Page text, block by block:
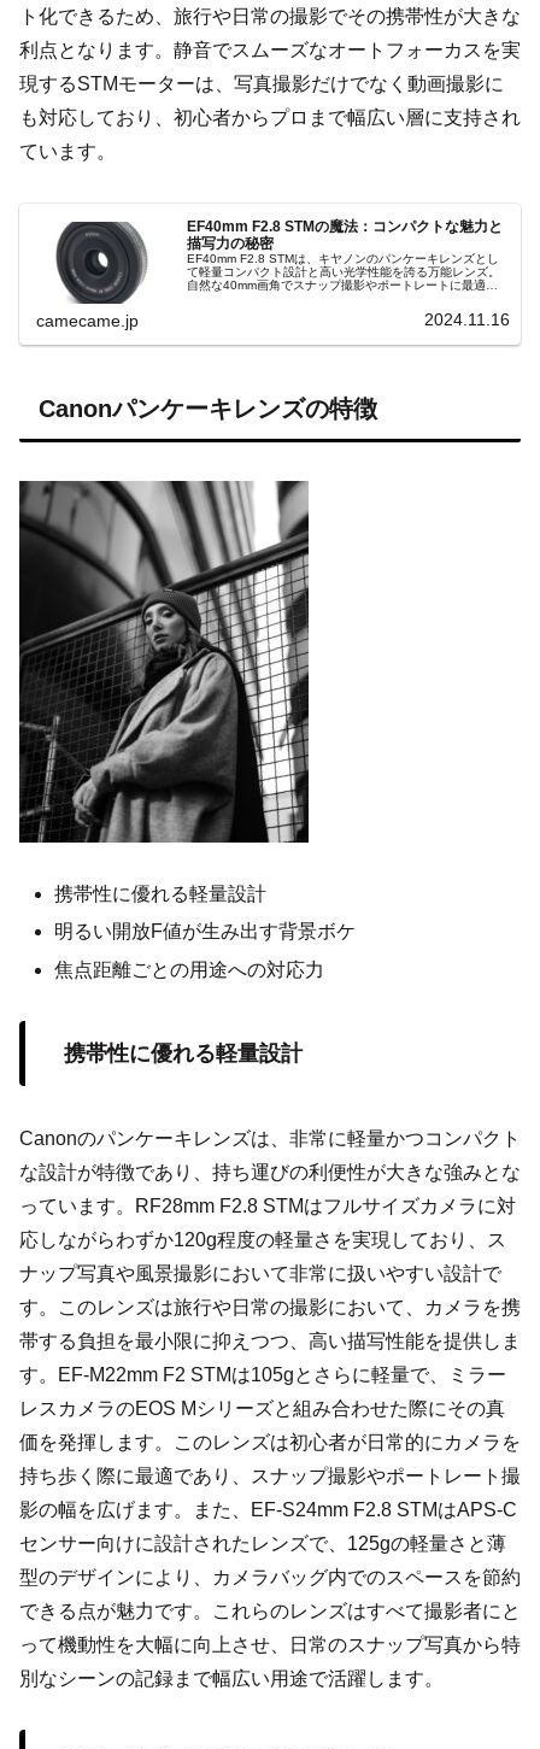
ト化できるため、旅行や日常の撮影でその携帯性が大きな
利点となります。静音でスムーズなオートフォーカスを実
現するSTMモーターは、写真撮影だけでなく動画撮影に
も対応しており、初心者からプロまで幅広い層に支持され
ています。
EF40mm F2.8 STMの魔法：コンパクトな魅力と
描写力の秘密
EF40mm F2.8 STMは、キヤノンのパンケーキレンズとし
て軽量コンパクト設計と高い光学性能を誇る万能レンズ。
自然な40mm画角でスナップ撮影やポートレートに最適。
camecame.jp 2024.11.16
Canonパンケーキレンズの特徴
携帯性に優れる軽量設計
明るい開放F値が生み出す背景ボケ
焦点距離ごとの用途への対応力
携帯性に優れる軽量設計
Canonのパンケーキレンズは、非常に軽量かつコンパクト
な設計が特徴であり、持ち運びの利便性が大きな強みとな
っています。RF28mm F2.8 STMはフルサイズカメラに対
応しながらわずか120g程度の軽量さを実現しており、ス
ナップ写真や風景撮影において非常に扱いやすい設計で
す。このレンズは旅行や日常の撮影において、カメラを携
帯する負担を最小限に抑えつつ、高い描写性能を提供しま
す。EF-M22mm F2 STMは105gとさらに軽量で、ミラー
レスカメラのEOS Mシリーズと組み合わせた際にその真
価を発揮します。このレンズは初心者が日常的にカメラを
持ち歩く際に最適であり、スナップ撮影やポートレート撮
影の幅を広げます。また、EF-S24mm F2.8 STMはAPS-C
センサー向けに設計されたレンズで、125gの軽量さと薄
型のデザインにより、カメラバッグ内でのスペースを節約
できる点が魅力です。これらのレンズはすべて撮影者にと
って機動性を大幅に向上させ、日常のスナップ写真から特
別なシーンの記録まで幅広い用途で活躍します。